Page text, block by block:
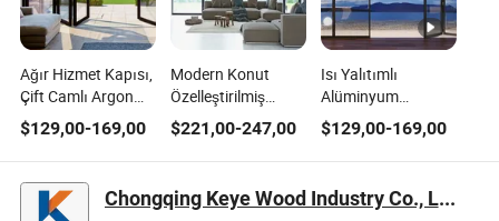
Ağır Hizmet Kapısı,
Çift Camlı Argon
Cam Panelleri ile
Termal Kesilmiş
Alüminyum
$129,00-169,00
Modern Konut
Özelleştirilmiş
Alüminyum Profil
Konut Temperli
Cam Giriş Açılır
Kapı
$221,00-247,00
Isı Yalıtımlı
Alüminyum
Katlanır Kapı, Enerji
Verimli Yaşam için
Şeffaf Üçlü Cam ile
$129,00-169,00
Chongqing Keye Wood Industry Co., Ltd.